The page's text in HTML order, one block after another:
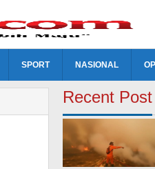
SPORT NASIONAL
Recent Post